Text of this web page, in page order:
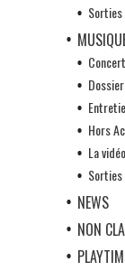
Sorties
Hors
La
Sorties
NEWS
NON